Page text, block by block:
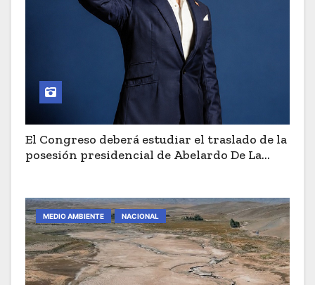
El Congreso deberá estudiar el traslado de la
posesión presidencial de Abelardo De La
MEDIO AMBIENTE NACIONAL